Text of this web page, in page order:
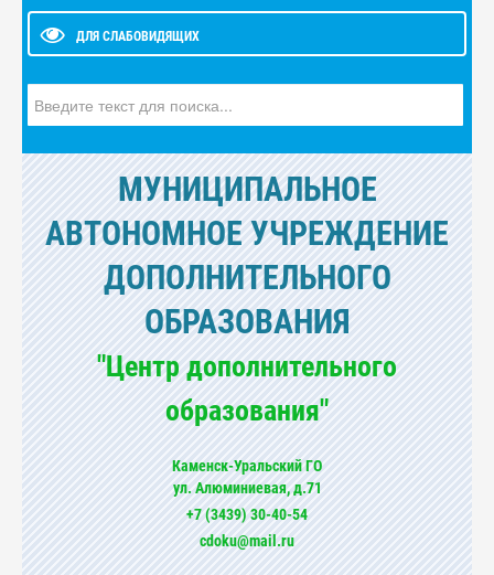
ДЛЯ СЛАБОВИДЯЩИХ
МУНИЦИПАЛЬНОЕ
АВТОНОМНОЕ УЧРЕЖДЕНИЕ
ДОПОЛНИТЕЛЬНОГО
ОБРАЗОВАНИЯ
"Центр дополнительного
образования"
Каменск-Уральский ГО
ул. Алюминиевая, д.71
+7 (3439) 30-40-54
cdoku@mail.ru